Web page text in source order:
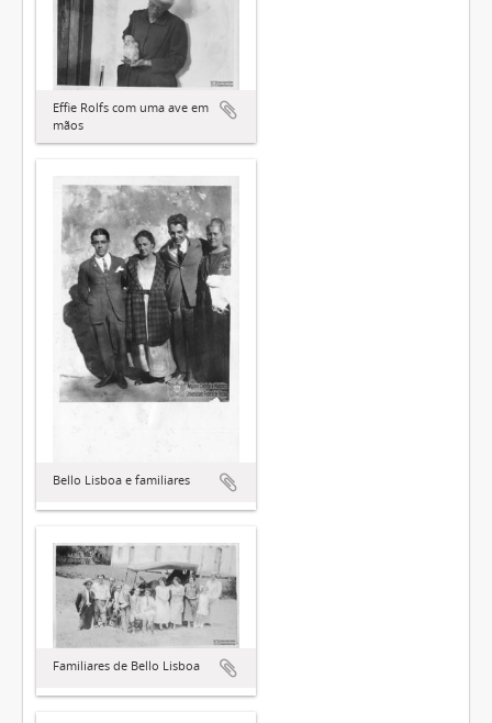
Effie Rolfs com uma ave em
mãos
Bello Lisboa e familiares
Familiares de Bello Lisboa